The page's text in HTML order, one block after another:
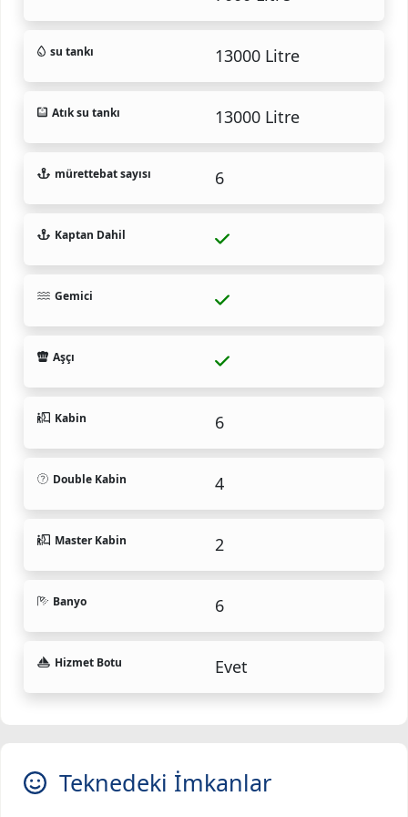
su tankı 13000 Litre
Atık su tankı 13000 Litre
mürettebat sayısı 6
Kaptan Dahil
Gemici
Aşçı
Kabin 6
Double Kabin 4
Master Kabin 2
Banyo 6
Hizmet Botu Evet
Teknedeki İmkanlar